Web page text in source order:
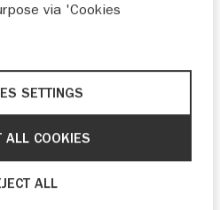
RUBBERBOTEN
EN
via 'Cookies
SETTINGS
ALL
ALL COOKIES